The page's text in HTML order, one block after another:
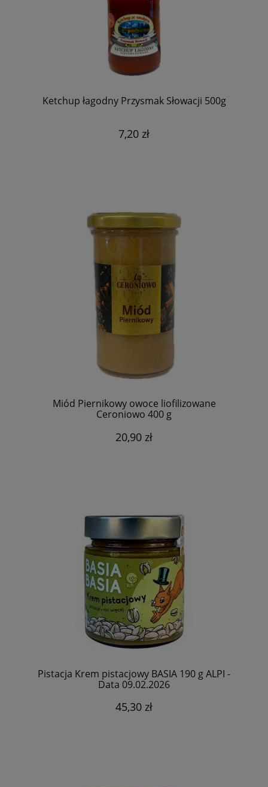
Ketchup łagodny Przysmak Słowacji 500g
7,20 zł
Miód Piernikowy owoce liofilizowane
Ceroniowo 400 g
20,90 zł
Pistacja Krem pistacjowy BASIA 190 g ALPI -
Data 09.02.2026
45,30 zł